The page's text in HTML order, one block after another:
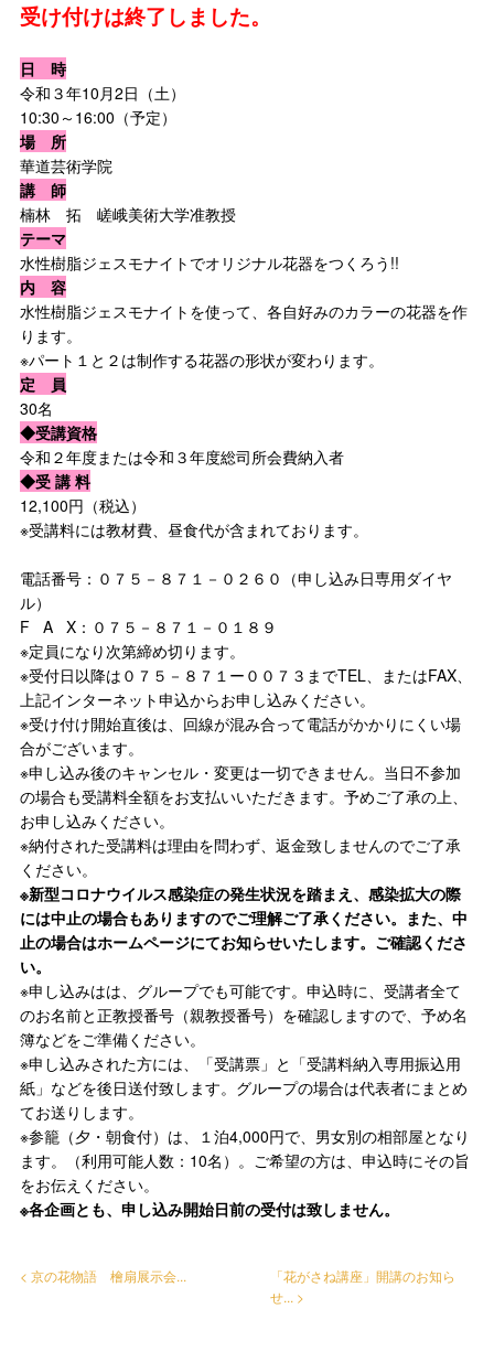
受け付けは終了しました。
日 時
令和３年10月2日（土）
10:30～16:00（予定）
場 所
華道芸術学院
講 師
楠林 拓 嵯峨美術大学准教授
テーマ
水性樹脂ジェスモナイトでオリジナル花器をつくろう!!
内 容
水性樹脂ジェスモナイトを使って、各自好みのカラーの花器を作
ります。
※パート１と２は制作する花器の形状が変わります。
定 員
30名
◆受講資格
令和２年度または令和３年度総司所会費納入者
◆受 講 料
12,100円（税込）
※受講料には教材費、昼食代が含まれております。
電話番号：０７５－８７１－０２６０（申し込み日専用ダイヤ
ル）
F A X：０７５－８７１－０１８９
※定員になり次第締め切ります。
※受付日以降は０７５－８７１ー００７３までTEL、またはFAX、
上記インターネット申込からお申し込みください。
※受け付け開始直後は、回線が混み合って電話がかかりにくい場
合がございます。
※申し込み後のキャンセル・変更は一切できません。当日不参加
の場合も受講料全額をお支払いいただきます。予めご了承の上、
お申し込みください。
※納付された受講料は理由を問わず、返金致しませんのでご了承
ください。
※新型コロナウイルス感染症の発生状況を踏まえ、感染拡大の際
には中止の場合もありますのでご理解ご了承ください。また、中
止の場合はホームページにてお知らせいたします。ご確認くださ
い。
※申し込みはは、グループでも可能です。申込時に、受講者全て
のお名前と正教授番号（親教授番号）を確認しますので、予め名
簿などをご準備ください。
※申し込みされた方には、「受講票」と「受講料納入専用振込用
紙」などを後日送付致します。グループの場合は代表者にまとめ
てお送りします。
※参籠（夕・朝食付）は、１泊4,000円で、男女別の相部屋となり
ます。（利用可能人数：10名）。ご希望の方は、申込時にその旨
をお伝えください。
※各企画とも、申し込み開始日前の受付は致しません。
< 京の花物語 檜扇展示会...
「花がさね講座」開講のお知ら
せ... >